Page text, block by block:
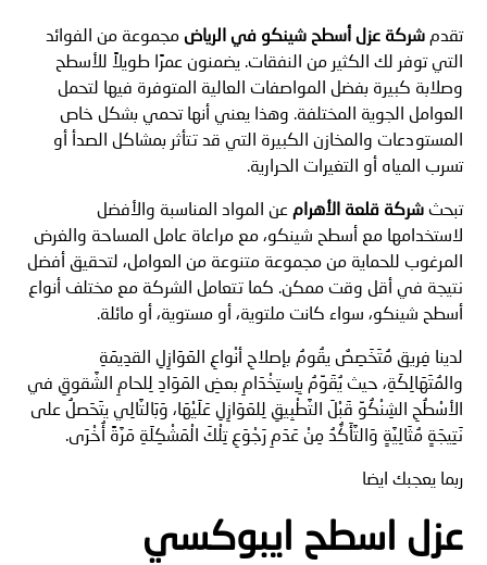
تقدمشركة عزل أسطح شينكو في الرياض مجموعة من الفوائد
التي توفر لك الكثير من النفقات. يضمنون عمرًا طويلاً للأسطح
وصلابة كبيرة بفضل المواصفات العالية المتوفرة فيها لتحمل
العوامل الجوية المختلفة. وهذا يعني أنها تحمي بشكل خاص
المستودعات والمخازن الكبيرة التي قد تتأثر بمشاكل الصدأ أو
تسرب المياه أو التغيرات الحرارية.
تبحثشركة قلعة الأهرام عن المواد المناسبة والأفضل
لاستخدامها مع أسطح شينكو، مع مراعاة عامل المساحة والغرض
المرغوب للحماية من مجموعة متنوعة من العوامل، لتحقيق أفضل
نتيجة في أقل وقت ممكن. كما تتعامل الشركة مع مختلف أنواع
أسطح شينكو، سواء كانت ملتوية، أو مستوية، أو مائلة.
لدينا فِريق مُتَخَصِصٌ يقُومُ بإصلاحِ أنْواعِ العَوَازِلِ القدِيمَةِ
والمُتَهَالِكَةِ، حيث يُقَوِّمُ بِاِستِخْدَامِ بعضِ المَوَادِ لِلحامِ الشَّقوقِ في
الأسْطُحِ الشِنْكُوِّ قَبْلَ التَّطْبِيقِ لِلعَوَازِلِ عَلَيْهَا، وَبَالتَّالِي يتَحَصلُ على
نَتِيجَةٍ مُثَالِيَّةٍ وَالتَّأَكُّدُ مِنْ عَدَمِ رَجْوَعِ تِلْكَ الْمَشْكِلَةِ مَرَّةً أُخْرَى.
ربما يعجبك ايضا
عزل اسطح ايبوكسي